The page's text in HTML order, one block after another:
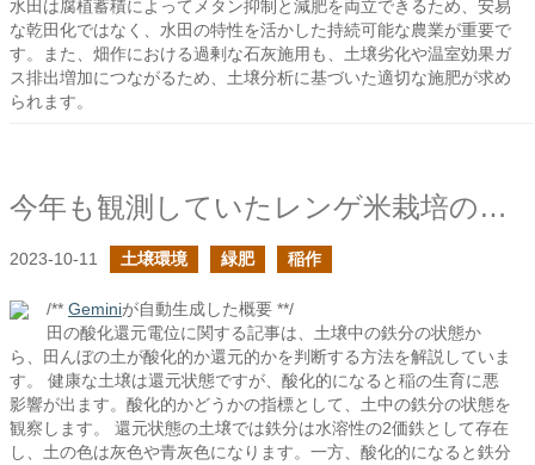
水田は腐植蓄積によってメタン抑制と減肥を両立できるため、安易
な乾田化ではなく、水田の特性を活かした持続可能な農業が重要で
す。また、畑作における過剰な石灰施用も、土壌劣化や温室効果ガ
ス排出増加につながるため、土壌分析に基づいた適切な施肥が求め
られます。
今年も観測していたレンゲ米栽培の田が無事に収穫を迎えたそうです2023
2023-10-11 土壌環境 緑肥 稲作
/** Geminiが自動生成した概要 **/
田の酸化還元電位に関する記事は、土壌中の鉄分の状態か
ら、田んぼの土が酸化的か還元的かを判断する方法を解説していま
す。 健康な土壌は還元状態ですが、酸化的になると稲の生育に悪
影響が出ます。酸化的かどうかの指標として、土中の鉄分の状態を
観察します。 還元状態の土壌では鉄分は水溶性の2価鉄として存在
し、土の色は灰色や青灰色になります。一方、酸化的になると鉄分